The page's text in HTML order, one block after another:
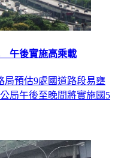
午後實施高乘載
局預估9處國道路段易壅
局午後至晚間將實施國5